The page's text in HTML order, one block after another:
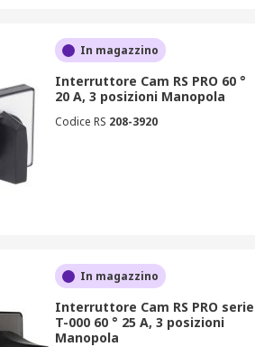
In magazzino
Interruttore Cam RS PRO 60 °
20 A, 3 posizioni Manopola
Codice RS 208-3920
In magazzino
Interruttore Cam RS PRO serie
T-000 60 ° 25 A, 3 posizioni
Manopola